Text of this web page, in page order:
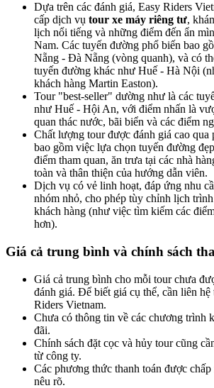
Dựa trên các đánh giá, Easy Riders
cấp dịch vụ tour xe máy riêng tư,
lịch nổi tiếng và những điểm đến ẩn
Nam. Các tuyến đường phổ biến bao
Nẵng - Đà Nẵng (vòng quanh), và có
tuyến đường khác như Huế - Hà Nội
khách hàng Martin Easton).
Tour "best-seller" dường như là các
như Huế - Hội An, với điểm nhấn là
quan thác nước, bãi biển và các điểm
Chất lượng tour được đánh giá cao qua
bao gồm việc lựa chọn tuyến đường
điểm tham quan, ăn trưa tại các nhà
toàn và thân thiện của hướng dẫn viên.
Dịch vụ có vẻ linh hoạt, đáp ứng nhu
nhóm nhỏ, cho phép tùy chỉnh lịch
khách hàng (như việc tìm kiếm các
hơn).
Giá cả trung bình và chính sách
Giá cả trung bình cho mỗi tour chưa
đánh giá. Để biết giá cụ thể, cần liên
Riders Vietnam.
Chưa có thông tin về các chương trình
đãi.
Chính sách đặt cọc và hủy tour cũng
từ công ty.
Các phương thức thanh toán được
nêu rõ.